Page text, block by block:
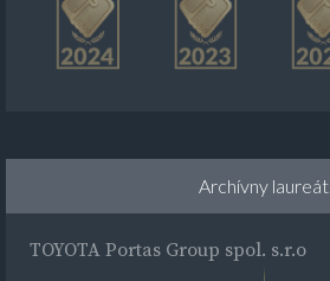
Archívny laureát.
TOYOTA Portas Group spol. s.r.o